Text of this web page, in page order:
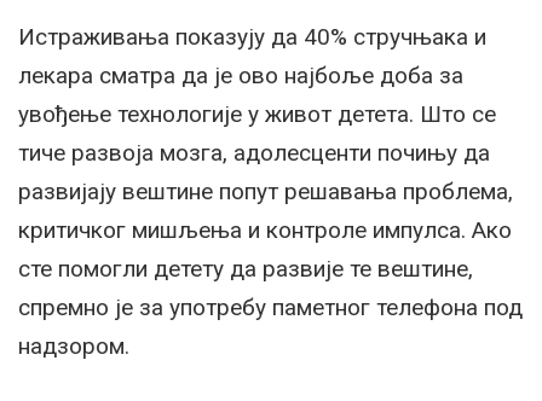
Истраживања показују да 40% стручњака и
лекара сматра да је ово најбоље доба за
увођење технологије у живот детета. Што се
тиче развоја мозга, адолесценти почињу да
развијају вештине попут решавања проблема,
критичког мишљења и контроле импулса. Ако
сте помогли детету да развије те вештине,
спремно је за употребу паметног телефона под
надзором.